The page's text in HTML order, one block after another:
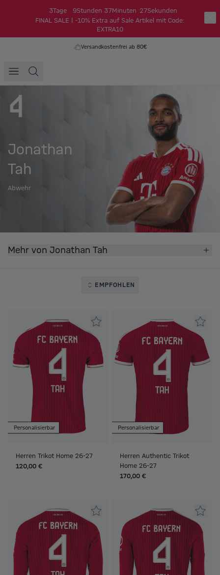
3Tage 9Stunden 37Minuten 26Sekunden
FINAL SALE | -10% Extra auf Sale Artikel mit Code:
EXTRA10
Versandkostenfrei ab 80€
Jonathan
Tah
Abwehr
Mehr von Jonathan Tah
EMPFOHLEN
Personalisierbar
Herren Trikot Home 26-27
120,00 €
Personalisierbar
Herren Authentic Trikot
Home 26-27
170,00 €